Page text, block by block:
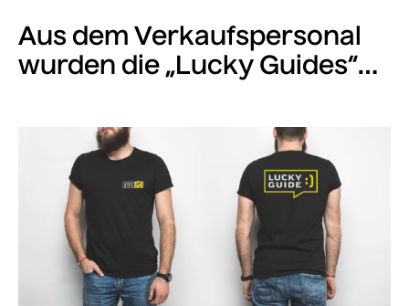
Aus dem Verkaufspersonal
wurden die „Lucky Guides“…